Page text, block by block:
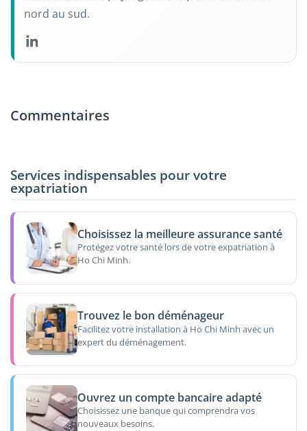
nord au sud.
Commentaires
Services indispensables pour votre
expatriation
Choisissez la meilleure assurance santé
Protégez votre santé lors de votre expatriation à
Ho Chi Minh.
Trouvez le bon déménageur
Facilitez votre installation à Ho Chi Minh avec un
expert du déménagement.
Ouvrez un compte bancaire adapté
Choisissez une banque qui comprendra vos
nouveaux besoins.